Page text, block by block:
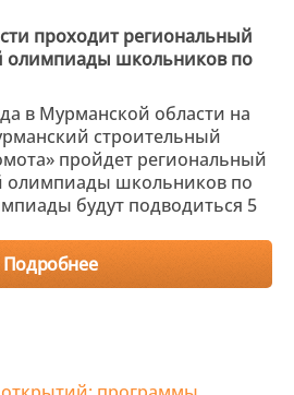
проходит региональный
олимпиады школьников по
в Мурманской области на
строительный
пройдет региональный
олимпиады школьников по
будут подводиться 5
Подробнее